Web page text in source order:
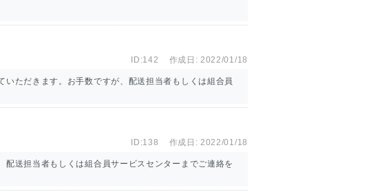
ID:142 作成日: 2022/01/18
ただきます。お手数ですが、配送担当者もしくは組合員
ID:138 作成日: 2022/01/18
送担当者もしくは組合員サービスセンターまでご連絡を